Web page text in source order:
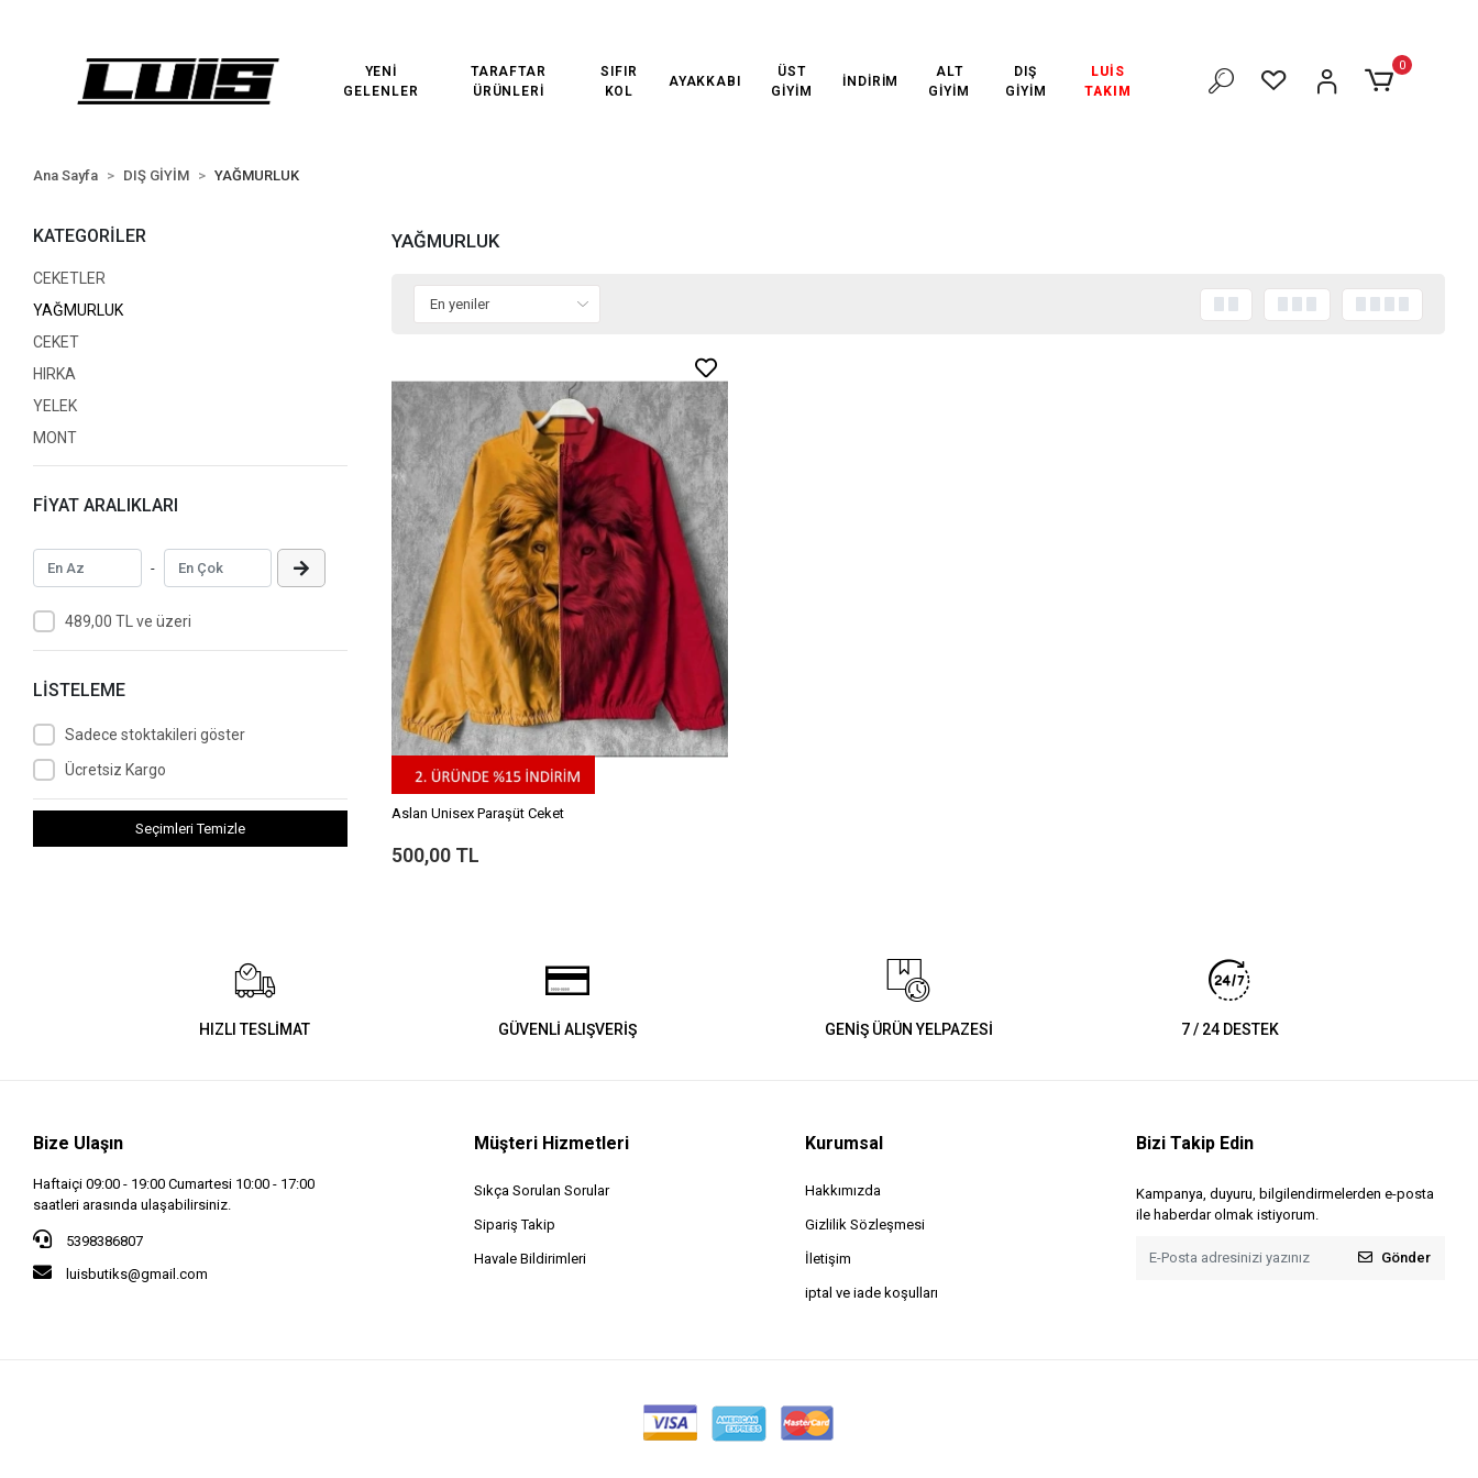
YENİ
GELENLER
TARAFTAR
ÜRÜNLERİ
SIFIR
KOL
AYAKKABI
ÜST
GİYİM
İNDİRİM
ALT
GİYİM
DIŞ
GİYİM
LUİS
TAKIM
0
Ana Sayfa DIŞ GİYİM YAĞMURLUK
KATEGORİLER
CEKETLER
YAĞMURLUK
CEKET
HIRKA
YELEK
MONT
FİYAT ARALIKLARI
-
489,00 TL ve üzeri
LİSTELEME
Sadece stoktakileri göster
Ücretsiz Kargo
Seçimleri Temizle
YAĞMURLUK
Aslan Unisex Paraşüt Ceket
500,00 TL
HIZLI TESLİMAT GÜVENLİ ALIŞVERİŞ GENİŞ ÜRÜN YELPAZESİ 7 / 24 DESTEK
Bize Ulaşın
Haftaiçi 09:00 - 19:00 Cumartesi 10:00 - 17:00
saatleri arasında ulaşabilirsiniz.
5398386807
luisbutiks@gmail.com
Müşteri Hizmetleri
Sıkça Sorulan Sorular
Sipariş Takip
Havale Bildirimleri
Kurumsal
Hakkımızda
Gizlilik Sözleşmesi
İletişim
iptal ve iade koşulları
Bizi Takip Edin
Kampanya, duyuru, bilgilendirmelerden e-posta
ile haberdar olmak istiyorum.
Gönder